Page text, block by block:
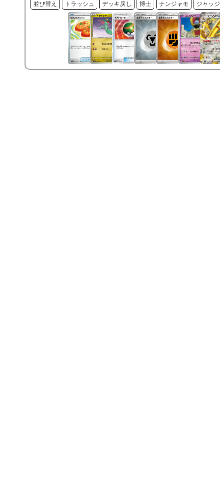
並び替え トラッシュ デッキ戻し 博士 ナンジャモ ジャッ